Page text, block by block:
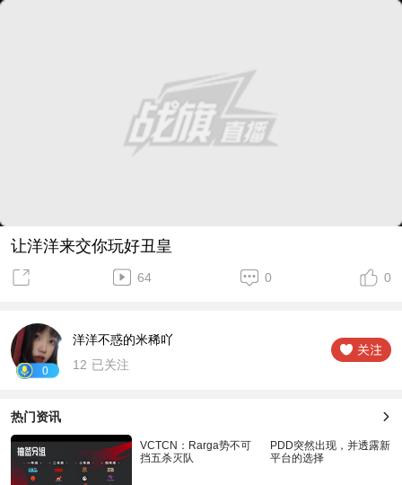
让洋洋来交你玩好丑皇
64 0 0
0
洋洋不惑的米稀吖
12 已关注
热门资讯
VCTCN：Rarga势不可
挡五杀灭队
PDD突然出现，并透露新
平台的选择